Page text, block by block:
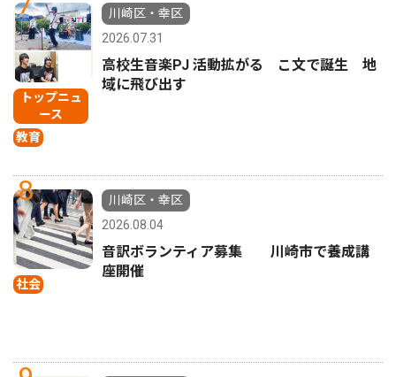
トップニュ
ース
教育
川崎区・幸区
2026.07.31
高校生音楽PJ 活動拡がる こ文で誕生 地
域に飛び出す
8
社会
川崎区・幸区
2026.08.04
音訳ボランティア募集 川崎市で養成講
座開催